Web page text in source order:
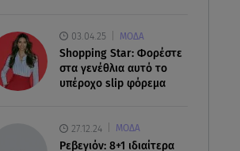
03.04.25 ΜΟΔΑ
Shopping Star: Φορέστε
στα γενέθλια αυτό το
υπέροχο slip φόρεμα
27.12.24 ΜΟΔΑ
Ρεβεγιόν: 8+1 ιδιαίτερα